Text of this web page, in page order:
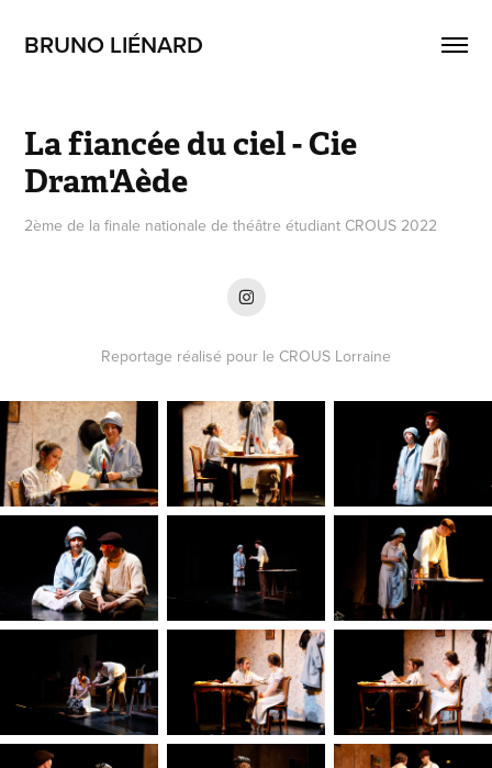
BRUNO LIÉNARD
La fiancée du ciel - Cie
Dram'Aède
2ème de la finale nationale de théâtre étudiant CROUS 2022
Reportage réalisé pour le CROUS Lorraine